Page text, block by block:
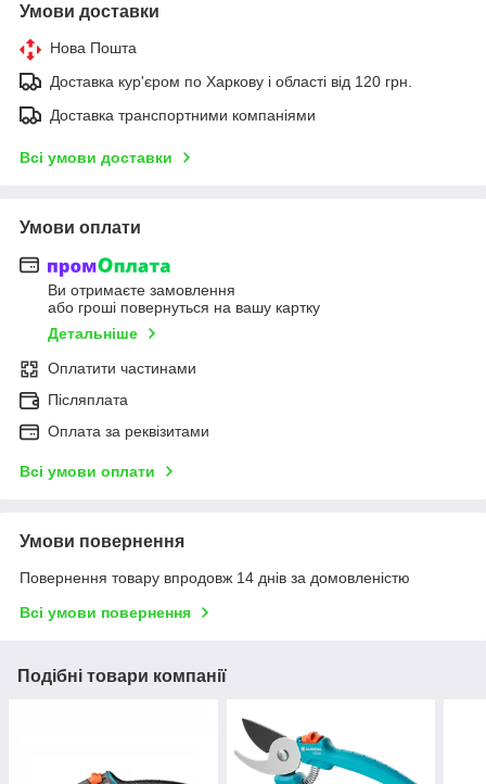
Умови доставки
Нова Пошта
Доставка кур'єром по Харкову і області від 120 грн.
Доставка транспортними компаніями
Всі умови доставки
Умови оплати
Ви отримаєте замовлення
або гроші повернуться на вашу картку
Детальніше
Оплатити частинами
Післяплата
Оплата за реквізитами
Всі умови оплати
Умови повернення
Повернення товару впродовж 14 днів за домовленістю
Всі умови повернення
Подібні товари компанії